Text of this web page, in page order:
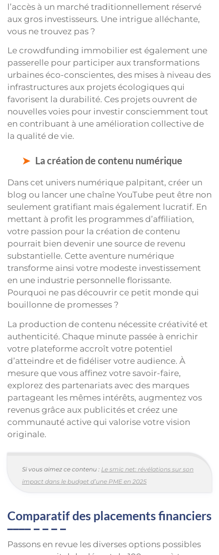
l’accès à un marché traditionnellement réservé
aux gros investisseurs. Une intrigue alléchante,
vous ne trouvez pas ?
Le crowdfunding immobilier est également une
passerelle pour participer aux transformations
urbaines éco-conscientes, des mises à niveau des
infrastructures aux projets écologiques qui
favorisent la durabilité. Ces projets ouvrent de
nouvelles voies pour investir consciemment tout
en contribuant à une amélioration collective de
la qualité de vie.
La création de contenu numérique
Dans cet univers numérique palpitant, créer un
blog ou lancer une chaîne YouTube peut être non
seulement gratifiant mais également lucratif. En
mettant à profit les programmes d’affiliation,
votre passion pour la création de contenu
pourrait bien devenir une source de revenu
substantielle. Cette aventure numérique
transforme ainsi votre modeste investissement
en une industrie personnelle florissante.
Pourquoi ne pas découvrir ce petit monde qui
bouillonne de promesses ?
La production de contenu nécessite créativité et
authenticité. Chaque minute passée à enrichir
votre plateforme accroît votre potentiel
d’atteindre et de fidéliser votre audience. À
mesure que vous affinez votre savoir-faire,
explorez des partenariats avec des marques
partageant les mêmes intérêts, augmentez vos
revenus grâce aux publicités et créez une
communauté active qui valorise votre vision
originale.
Si vous aimez ce contenu : Le smic net: révélations sur son
impact dans le budget d’une PME en 2025
Comparatif des placements financiers
Passons en revue les diverses options possibles